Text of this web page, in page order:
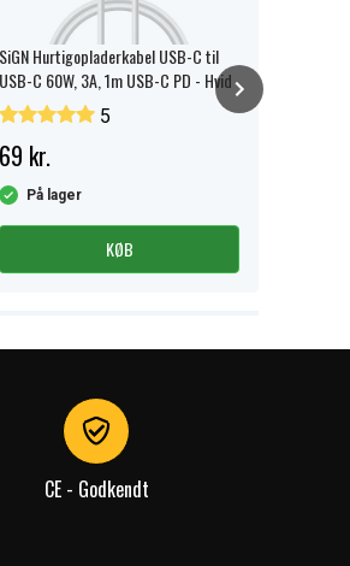
SiGN Hurtigopladerkabel USB-C til
USB-C 60W, 3A, 1m USB-C PD - Hvid
5
69 kr.
På lager
KØB
CE - Godkendt